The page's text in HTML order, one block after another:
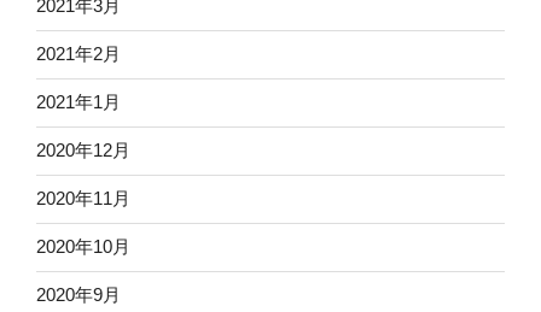
2021年3月
2021年2月
2021年1月
2020年12月
2020年11月
2020年10月
2020年9月